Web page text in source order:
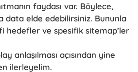
faydası var. Böylece,
data elde edebilirsiniz. Bununla
hedefler ve spesifik sitemap’ler
anlaşılması açısından yine
ilerleyelim.